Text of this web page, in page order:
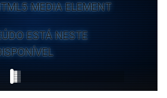
MEDIA ELEMENT
ESTÁ NESTE